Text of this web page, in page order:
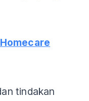
tindakan